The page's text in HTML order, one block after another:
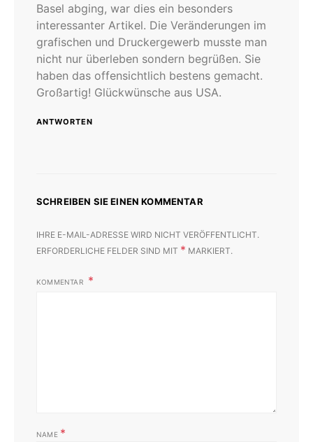
Basel abging, war dies ein besonders
interessanter Artikel. Die Veränderungen im
grafischen und Druckergewerb musste man
nicht nur überleben sondern begrüßen. Sie
haben das offensichtlich bestens gemacht.
Großartig! Glückwünsche aus USA.
ANTWORTEN
SCHREIBEN SIE EINEN KOMMENTAR
IHRE E-MAIL-ADRESSE WIRD NICHT VERÖFFENTLICHT.
ERFORDERLICHE FELDER SIND MIT * MARKIERT.
KOMMENTAR
NAME *